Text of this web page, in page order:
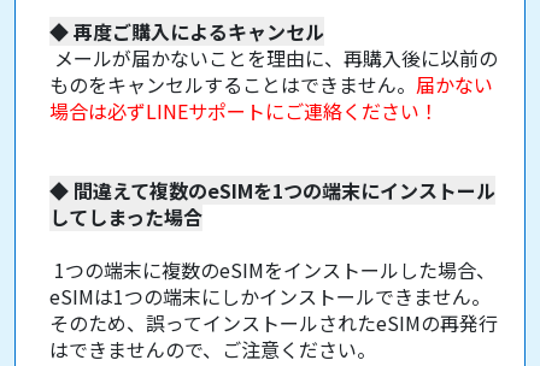
◆再度ご購入によるキャンセル
メールが届かないことを理由に、再購入後に以前の
ものをキャンセルすることはできません。 届かない
場合は必ずLINEサポートにご連絡ください！
◆ 間違えて複数のeSIMを1つの端末にインストール
してしまった場合
1つの端末に複数のeSIMをインストールした場合、
eSIMは1つの端末にしかインストールできません。
そのため、誤ってインストールされたeSIMの再発行
はできませんので、ご注意ください。